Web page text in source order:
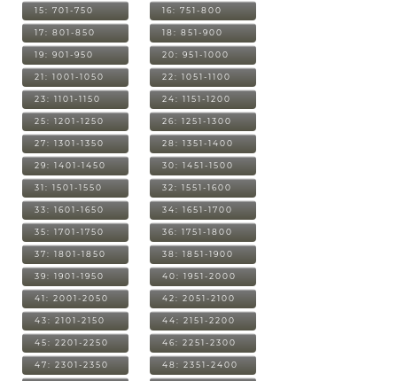
15: 701-750 16: 751-800
17: 801-850 18: 851-900
19: 901-950 20: 951-1000
21: 1001-1050 22: 1051-1100
23: 1101-1150 24: 1151-1200
25: 1201-1250 26: 1251-1300
27: 1301-1350 28: 1351-1400
29: 1401-1450 30: 1451-1500
31: 1501-1550 32: 1551-1600
33: 1601-1650 34: 1651-1700
35: 1701-1750 36: 1751-1800
37: 1801-1850 38: 1851-1900
39: 1901-1950 40: 1951-2000
41: 2001-2050 42: 2051-2100
43: 2101-2150 44: 2151-2200
45: 2201-2250 46: 2251-2300
47: 2301-2350 48: 2351-2400